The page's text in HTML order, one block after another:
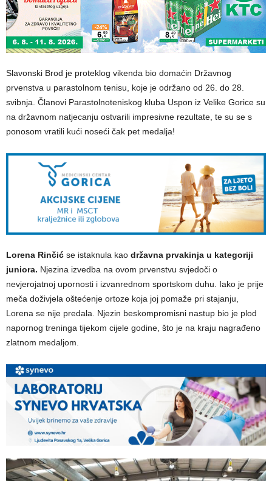
Slavonski Brod je proteklog vikenda bio domaćin Državnog
prvenstva u parastolnom tenisu, koje je održano od 26. do 28.
svibnja. Članovi Parastolnoteniskog kluba Uspon iz Velike Gorice su
na državnom natjecanju ostvarili impresivne rezultate, te su se s
ponosom vratili kući noseći čak pet medalja!
Lorena Rinčić se istaknula kao državna prvakinja u kategoriji
juniora. Njezina izvedba na ovom prvenstvu svjedoči o
nevjerojatnoj upornosti i izvanrednom sportskom duhu. Iako je prije
meča doživjela oštećenje ortoze koja joj pomaže pri stajanju,
Lorena se nije predala. Njezin beskompromisni nastup bio je plod
napornog treninga tijekom cijele godine, što je na kraju nagrađeno
zlatnom medaljom.